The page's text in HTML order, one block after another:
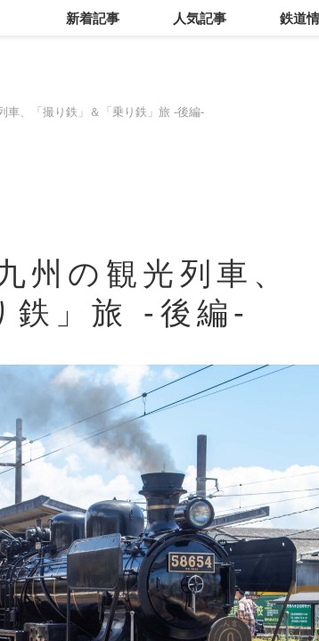
新着記事 人気記事 鉄道
車、「撮り鉄」＆「乗り鉄」旅 -後編-
州の観光列車、
鉄」旅 -後編-